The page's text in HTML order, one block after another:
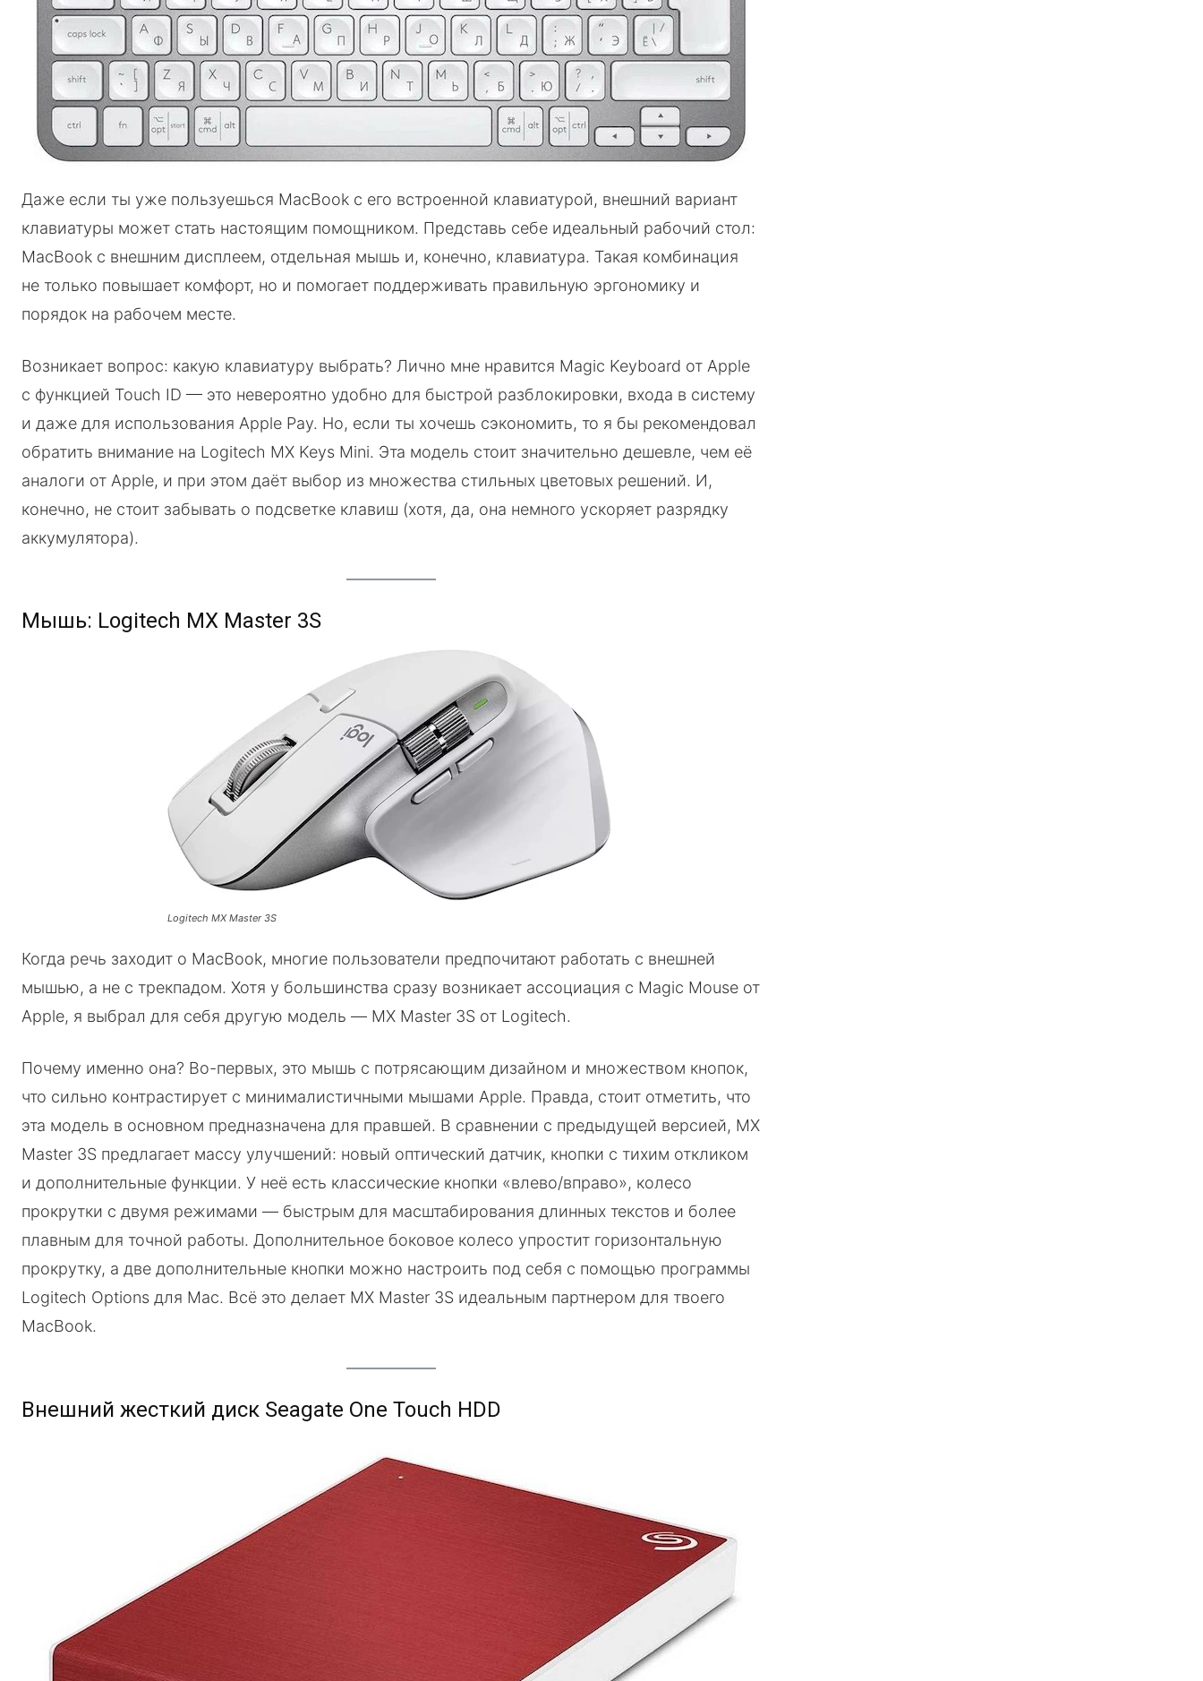
Даже если ты уже пользуешься MacBook с его встроенной клавиатурой, внешний вариант
клавиатуры может стать настоящим помощником. Представь себе идеальный рабочий стол:
MacBook с внешним дисплеем, отдельная мышь и, конечно, клавиатура. Такая комбинация
не только повышает комфорт, но и помогает поддерживать правильную эргономику и
порядок на рабочем месте.
Возникает вопрос: какую клавиатуру выбрать? Лично мне нравится Magic Keyboard от Apple
с функцией Touch ID — это невероятно удобно для быстрой разблокировки, входа в систему
и даже для использования Apple Pay. Но, если ты хочешь сэкономить, то я бы рекомендовал
обратить внимание на Logitech MX Keys Mini. Эта модель стоит значительно дешевле, чем её
аналоги от Apple, и при этом даёт выбор из множества стильных цветовых решений. И,
конечно, не стоит забывать о подсветке клавиш (хотя, да, она немного ускоряет разрядку
аккумулятора).
Мышь: Logitech MX Master 3S
Logitech MX Master 3S
Когда речь заходит о MacBook, многие пользователи предпочитают работать с внешней
мышью, а не с трекпадом. Хотя у большинства сразу возникает ассоциация с Magic Mouse от
Apple, я выбрал для себя другую модель — MX Master 3S от Logitech.
Почему именно она? Во-первых, это мышь с потрясающим дизайном и множеством кнопок,
что сильно контрастирует с минималистичными мышами Apple. Правда, стоит отметить, что
эта модель в основном предназначена для правшей. В сравнении с предыдущей версией, MX
Master 3S предлагает массу улучшений: новый оптический датчик, кнопки с тихим откликом
и дополнительные функции. У неё есть классические кнопки «влево/вправо», колесо
прокрутки с двумя режимами — быстрым для масштабирования длинных текстов и более
плавным для точной работы. Дополнительное боковое колесо упростит горизонтальную
прокрутку, а две дополнительные кнопки можно настроить под себя с помощью программы
Logitech Options для Mac. Всё это делает MX Master 3S идеальным партнером для твоего
MacBook.
Внешний жесткий диск Seagate One Touch HDD